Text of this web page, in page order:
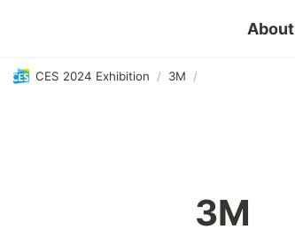
About
CES 2024 Exhibition / 3M /
3M